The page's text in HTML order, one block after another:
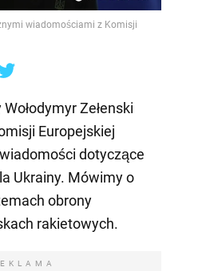
wiadomościami z Komisji
Zełenski
Europejskiej
dotyczące
Ukrainy. Mówimy o
obrony
rakietowych.